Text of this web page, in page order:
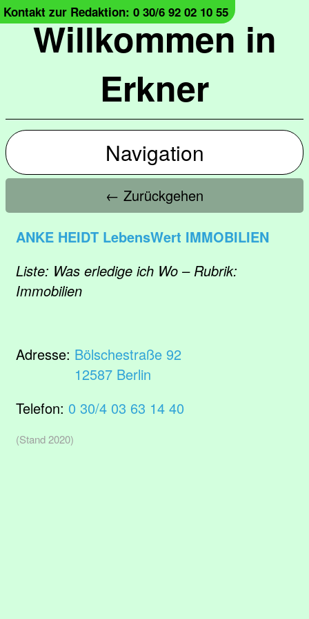
Willkommen in
Erkner
Kontakt zur Redaktion: 0 30/6 92 02 10 55
Navigation
← Zurückgehen
ANKE HEIDT LebensWert IMMOBILIEN
Liste: Was erledige ich Wo – Rubrik:
Immobilien
Adresse: Bölschestraße 92
12587 Berlin
Telefon: 0 30/4 03 63 14 40
(Stand 2020)